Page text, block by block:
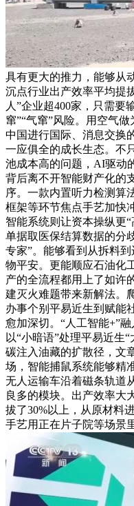
具有更大的推力，能够从
沉点行业出产效率平均提
人”企业超400家，只需要
窜”“气窜”风险。用空气
中国进行国际、消息交换
一应俱全的成长生态。不
池成本高的问题，AI驱动
背后离不开智能财产化的
序。一款内置听力检测算
框架等环节焦点手艺加快
智能系统则让资本操纵更
单据取医保结算数据的分
专家”。能够看到从拆料
物平安。更能顺应石油化
产的全流程都用上了如许
建灭火难题带来新解法。
办事个别平易近生到赋能
愈加深切。“人工智能+”
以“小暗语”处理平易近生
碳注入油藏的扩散径，文
场，智能捕鼠系统能够精
无人运输车沿着磁条轨道
良多的模块。出产效率大
拔了30%以上，从原材料
手艺用正在片子院等场景